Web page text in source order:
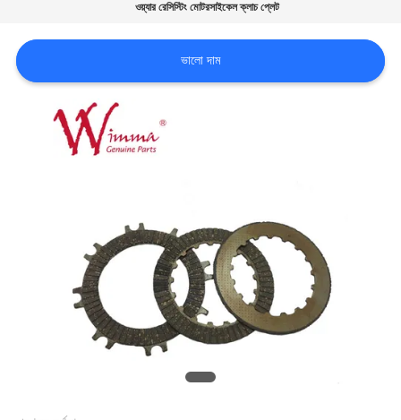
সাইটম্যাপ
গোপনীয়তা
ওয়্যার রেসিস্টিং মোটরসাইকেল ক্লাচ প্লেট
ভালো দাম